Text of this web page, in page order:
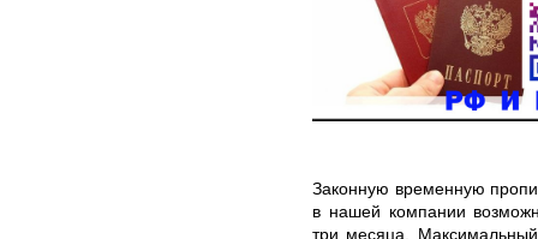
Законную временную
в нашей компании
три месяца.